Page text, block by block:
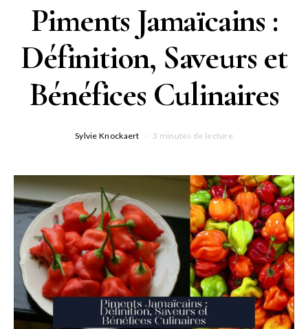
Piments Jamaïcains :
Définition, Saveurs et
Bénéfices Culinaires
Sylvie Knockaert 3 minutes de lecture